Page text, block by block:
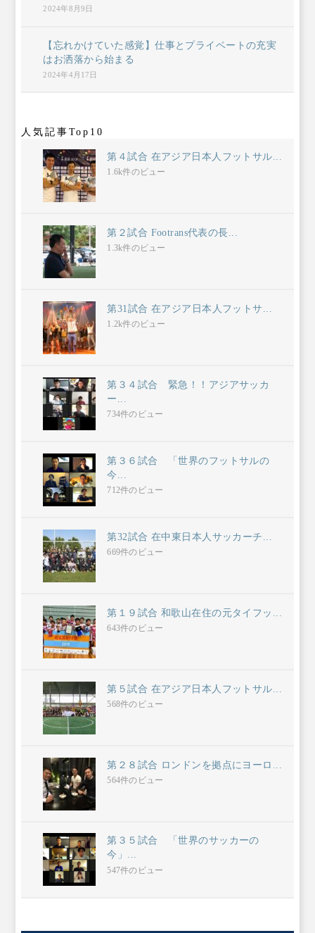
2024年8月9日
【忘れかけていた感覚】仕事とプライベートの充実
はお洒落から始まる
2024年4月17日
人気記事Top10
第４試合 在アジア日本人フットサル...
1.6k件のビュー
第２試合 Footrans代表の長...
1.3k件のビュー
第31試合 在アジア日本人フットサ...
1.2k件のビュー
第３４試合 緊急！！アジアサッカ
ー...
734件のビュー
第３６試合 「世界のフットサルの
今...
712件のビュー
第32試合 在中東日本人サッカーチ...
669件のビュー
第１９試合 和歌山在住の元タイフッ...
643件のビュー
第５試合 在アジア日本人フットサル...
568件のビュー
第２８試合 ロンドンを拠点にヨーロ...
564件のビュー
第３５試合 「世界のサッカーの
今」...
547件のビュー